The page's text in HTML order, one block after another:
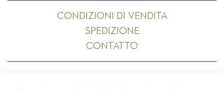
CONDIZIONI DI VENDITA
SPEDIZIONE
CONTATTO